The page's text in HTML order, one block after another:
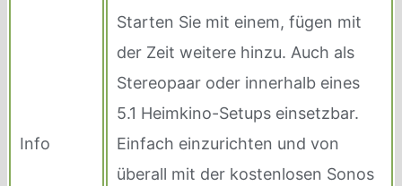
Info
Starten Sie mit einem, fügen mit
der Zeit weitere hinzu. Auch als
Stereopaar oder innerhalb eines
5.1 Heimkino-Setups einsetzbar.
Einfach einzurichten und von
überall mit der kostenlosen Sonos